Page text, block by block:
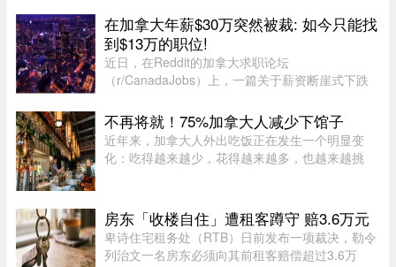
红牛能量饮品配搭蓝树莓（blu ...
在加拿大年薪$30万突然被裁: 如今只能找
到$13万的职位!
近日，在Reddit的加拿大求职论坛
（r/CanadaJobs）上，一篇关于薪资断崖式下跌
（OP）表示，自己刚被裁员，此前的年薪高达30
万加元，但如今重返求职市场时却无奈地发现，同
类岗 ...
不再将就！75%加拿大人减少下馆子
近年来，加拿大人外出吃饭正在发生一个明显变
化：吃得越来越少，花得越来越多，也越来越挑
20多加元，结账还要面对18%甚 ...
房东「收楼自住」遭租客蹲守 赔3.6万元
卑诗住宅租务处（RTB）日前发布一项裁决，勒令
列治文一名房东必须向其前租客赔偿超过3.6万